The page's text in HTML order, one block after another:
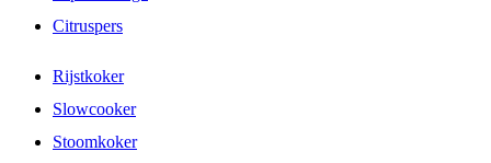
Citruspers
Rijstkoker
Slowcooker
Stoomkoker